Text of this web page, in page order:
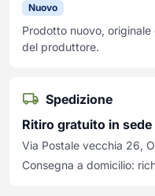
Nuovo
Prodotto nuovo,
del produttore.
Spedizione
Ritiro gratuito in sede
Via Postale vecchia 26,
Consegna a domicilio: